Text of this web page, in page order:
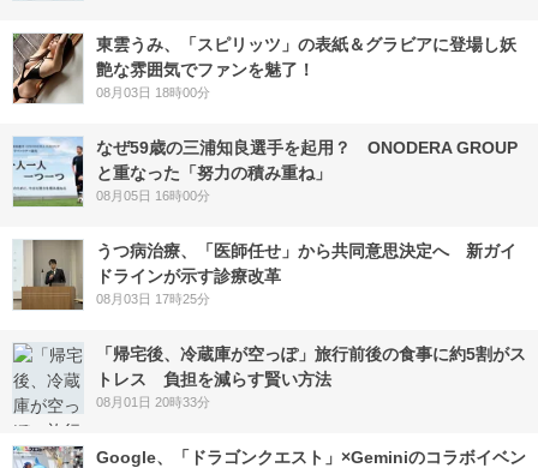
東雲うみ、「スピリッツ」の表紙＆グラビアに登場し妖
艶な雰囲気でファンを魅了！
08月03日 18時00分
なぜ59歳の三浦知良選手を起用？ ONODERA GROUP
と重なった「努力の積み重ね」
08月05日 16時00分
うつ病治療、「医師任せ」から共同意思決定へ 新ガイ
ドラインが示す診療改革
08月03日 17時25分
「帰宅後、冷蔵庫が空っぽ」旅行前後の食事に約5割がス
トレス 負担を減らす賢い方法
08月01日 20時33分
Google、「ドラゴンクエスト」×Geminiのコラボイベン